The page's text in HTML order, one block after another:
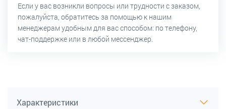
Если у вас возникли вопросы или трудности с заказом,
пожалуйста, обратитесь за помощью к нашим
менеджерам удобным для вас способом: по телефону,
чат-поддержке или в любой мессенджер.
Характеристики